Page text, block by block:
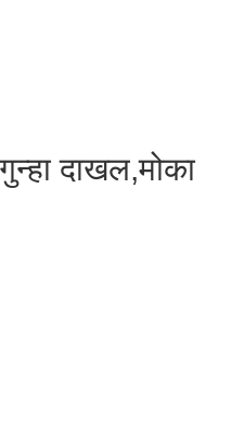
दाखल,मोका